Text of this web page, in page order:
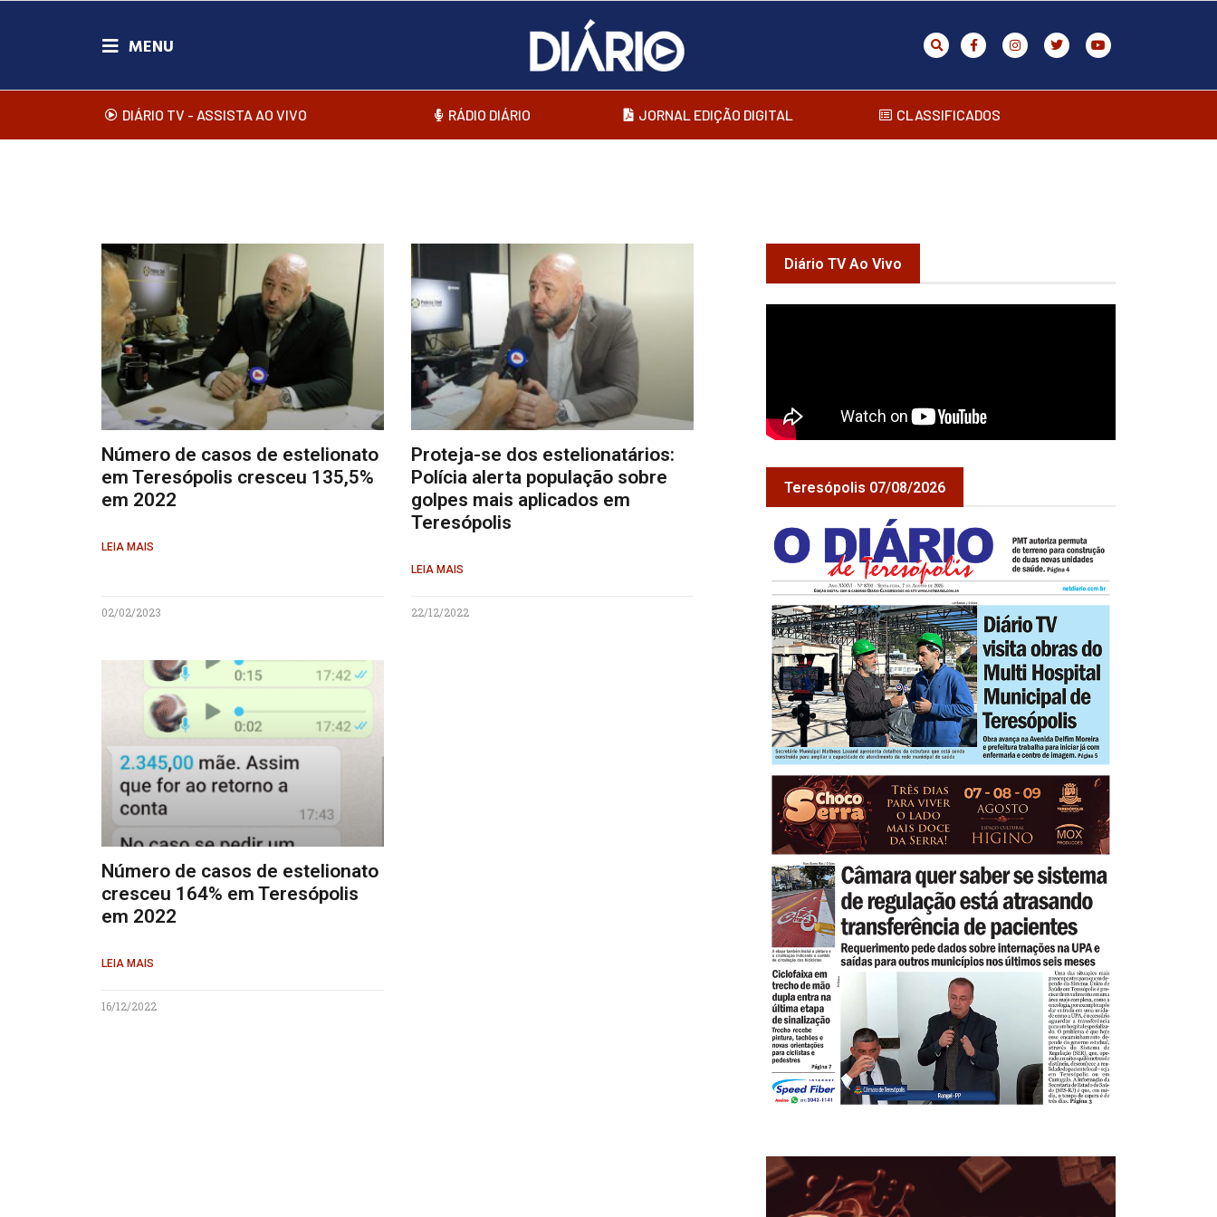
DIÁRIO TV - ASSISTA AO VIVO RÁDIO DIÁRIO JORNAL EDIÇÃO DIGITAL CLASSIFICADOS
Número de casos de estelionato
em Teresópolis cresceu 135,5%
em 2022
LEIA MAIS
02/02/2023
Proteja-se dos estelionatários:
Polícia alerta população sobre
golpes mais aplicados em
Teresópolis
LEIA MAIS
22/12/2022
Número de casos de estelionato
cresceu 164% em Teresópolis
em 2022
LEIA MAIS
16/12/2022
Diário TV Ao Vivo
Teresópolis 07/08/2026